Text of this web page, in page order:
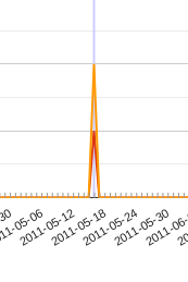
05-06
2011-05-122011-05-182011-05-242011-05-30
2011-